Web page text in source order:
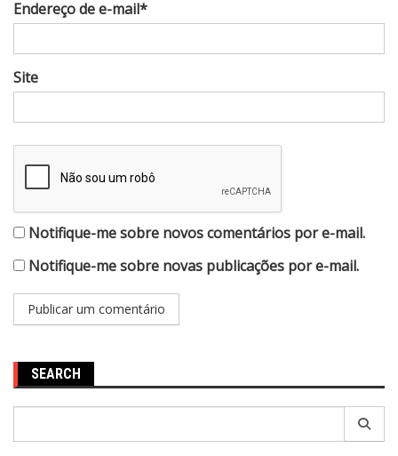
Endereço de e-mail*
Site
Notifique-me sobre novos comentários por e-mail.
Notifique-me sobre novas publicações por e-mail.
SEARCH